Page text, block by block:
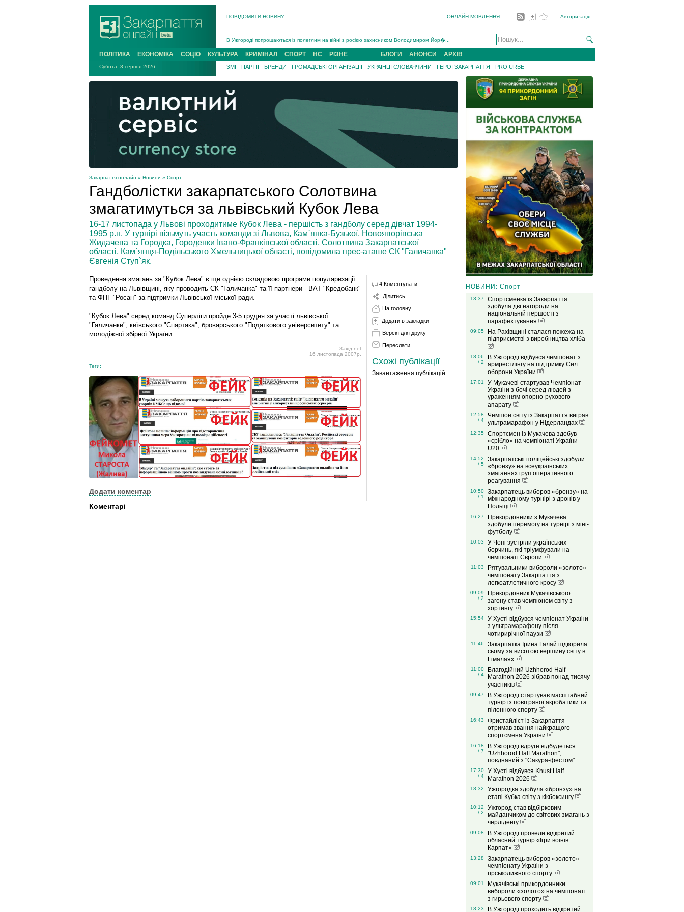
ПОВІДОМИТИ НОВИНУ ОНЛАЙН МОВЛЕННЯ Авторизація
В Ужгороді попрощаються із полеглим на війні з росією захисником Володимиром Йор�...
В Ужгороді 5 серпня попрощаються із захисником Богданом Югасом, який два роки �...
Підтвердили загибель захисника із Нанкова на Хустщині Юліана Гербея (ФОТО)[/gree...
На війні з рф поліг військовий з Виноградова Ігнат Роздяловський (ФОТО)...
На Хустщині внаслідок ДТП за участі трьох авто постраждали 13 людей (ФОТО)...
Інструктора районного ТЦК на Закарпатті судитимуть за обвинувачен...
ПОЛІТИКА ЕКОНОМІКА СОЦІО КУЛЬТУРА КРИМІНАЛ СПОРТ НС РІЗНЕ БЛОГИ АНОНСИ АРХІВ
Субота, 8 серпня 2026 ЗМІ ПАРТІЇ БРЕНДИ ГРОМАДСЬКІ ОРГАНІЗАЦІЇ УКРАЇНЦІ СЛОВАЧЧИНИ ГЕРОЇ ЗАКАРПАТТЯ PRO URBE
Закарпаття онлайн » Новини » Спорт
Гандболістки закарпатського Солотвина
змагатимуться за львівський Кубок Лева
16-17 листопада у Львові проходитиме Кубок Лева - першість з гандболу серед дівчат 1994-
1995 р.н. У турнірі візьмуть участь команди зі Львова, Кам`янка-Бузької, Новояворівська
Жидачева та Городка, Городенки Івано-Франківської області, Солотвина Закарпатської
області, Кам`янця-Подільського Хмельницької області, повідомила прес-аташе СК "Галичанка"
Євгенія Ступ`як.
Проведення змагань за "Кубок Лева" є ще однією складовою програми популяризації
гандболу на Львівщині, яку проводить СК "Галичанка" та її партнери - ВАТ "Кредобанк"
та ФПГ "Росан" за підтримки Львівської міської ради.
"Кубок Лева" серед команд Суперліги пройде 3-5 грудня за участі львівської
"Галичанки", київського "Спартака", броварського "Податкового університету" та
молодіжної збірної України.
Захід.net
16 листопада 2007р.
Теги:
Додати коментар
Коментарі
4 Коментувати
Ділитись
На головну
Додати в закладки
Версія для друку
Переслати
Схожі публікації
Завантаження публікацій...
НОВИНИ: Спорт
13:37
Спортсменка із Закарпаття
здобула дві нагороди на
національній першості з
парафехтування
09:05
На Рахівщині сталася пожежа на
підприємстві з виробництва хліба
18:06
/ 2
В Ужгороді відбувся чемпіонат з
армрестлінгу на підтримку Сил
оборони України
17:01
У Мукачеві стартував Чемпіонат
України з бочі серед людей з
ураженням опорно-рухового
апарату
12:58
/ 4
Чемпіон світу із Закарпаття виграв
ультрамарафон у Нідерландах
12:35
Спортсмен із Мукачева здобув
«срібло» на чемпіонаті України
U20
14:52
/ 5
Закарпатські поліцейські здобули
«бронзу» на всеукраїнських
змаганнях груп оперативного
реагування
10:50
/ 1
Закарпатець виборов «бронзу» на
міжнародному турнірі з дронів у
Польщі
16:27
Прикордонники з Мукачева
здобули перемогу на турнірі з міні-
футболу
10:03
У Чопі зустріли українських
борчинь, які тріумфували на
чемпіонаті Європи
11:03
Рятувальники вибороли «золото»
чемпіонату Закарпаття з
легкоатлетичного кросу
09:09
/ 2
Прикордонник Мукачівського
загону став чемпіоном світу з
хортингу
15:54
У Хусті відбувся чемпіонат України
з ультрамарафону після
чотирирічної паузи
11:46
Закарпатка Ірина Галай підкорила
сьому за висотою вершину світу в
Гімалаях
11:00
/ 4
Благодійний Uzhhorod Half
Marathon 2026 зібрав понад тисячу
учасників
09:47
В Ужгороді стартував масштабний
турнір із повітряної акробатики та
пілонного спорту
16:43
Фристайліст із Закарпаття
отримав звання найкращого
спортсмена України
16:18
/ 7
В Ужгороді вдруге відбудеться
"Uzhhorod Half Marathon",
поєднаний з "Сакура-фестом"
17:30
/ 4
У Хусті відбувся Khust Half
Marathon 2026
18:32
Ужгородка здобула «бронзу» на
етапі Кубка світу з кікбоксингу
10:12
/ 2
Ужгород став відбірковим
майданчиком до світових змагань з
черліденгу
09:08
В Ужгороді провели відкритий
обласний турнір «Ігри воїнів
Карпат»
13:28
Закарпатець виборов «золото»
чемпіонату України з
гірськолижного спорту
09:01
Мукачівські прикордонники
вибороли «золото» на чемпіонаті
з гирьового спорту
18:23
В Ужгороді проходить відкритий